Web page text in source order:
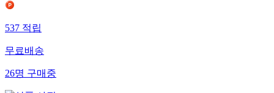
537적립
무료배송
26명구매중